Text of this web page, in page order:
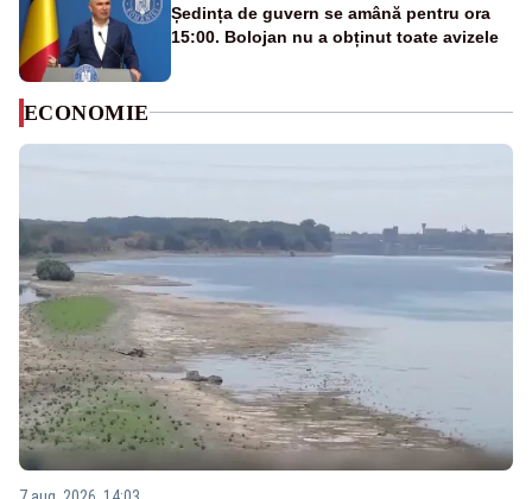
Ședința de guvern se amână pentru ora
15:00. Bolojan nu a obținut toate avizele
ECONOMIE